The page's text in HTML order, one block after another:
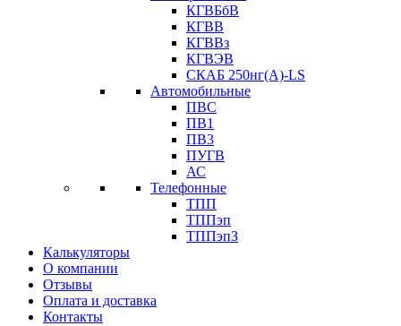
КГВБбВ
КГВВ
КГВВз
КГВЭВ
СКАБ 250нг(А)-LS
Автомобильные
ПВС
ПВ1
ПВ3
ПУГВ
АС
Телефонные
ТПП
ТППэп
ТППэпЗ
Калькуляторы
О компании
Отзывы
Оплата и доставка
Контакты